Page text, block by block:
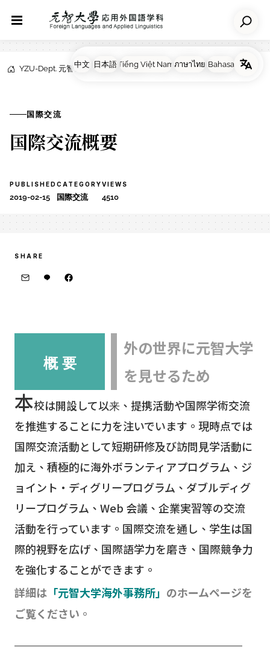
YZU-Dept. 元智大学応用外国語学科 NEWS 国際交流
国際交流
​国際交流概要
PUBLISHED
2019-02-15
CATEGORY
国際交流
VIEWS
4510
SHARE
概 要
外の世界に元智大学
を見せるため
本校は開設して以来、提携活動や国際学術交流
を推進することに力を注いでいます。現時点では
国際交流活動として短期研修及び訪問見学活動に
加え、積極的に海外ボランティアプログラム、ジ
ョイント・ディグリープログラム、ダブルディグ
リープログラム、Web 会議、企業実習等の交流
活動を行っています。国際交流を通し、学生は国
際的視野を広げ、国際語学力を磨き、国際競争力
を強化することができます。
詳細は 「元智大学海外事務所」 のホームページを
ご覧ください。
━━━━━━━━━━━━━━━━━━━━━